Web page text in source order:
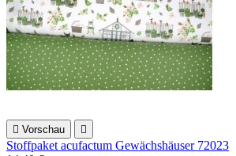
 Vorschau 
Stoffpaket acufactum Gewächshäuser 72023